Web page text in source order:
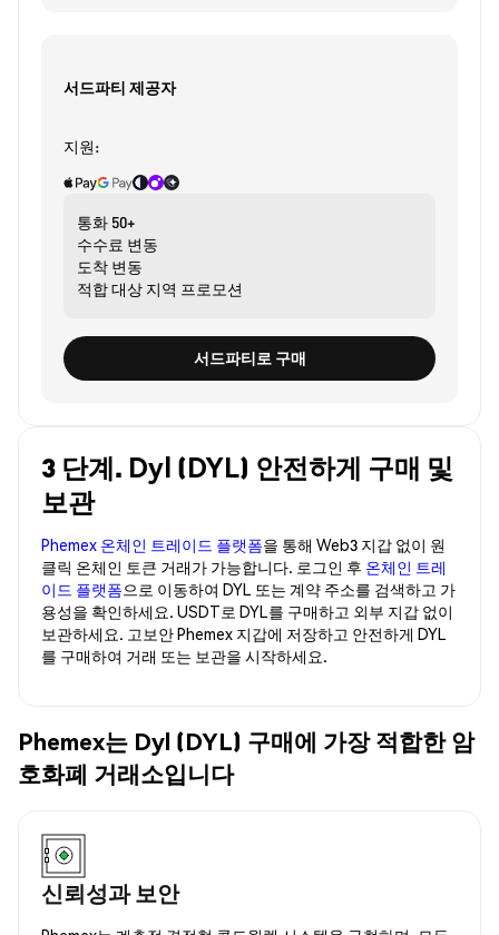
서드파티 제공자
지원:
통화 50+
수수료 변동
도착 변동
적합 대상 지역 프로모션
서드파티로 구매
3 단계. Dyl (DYL) 안전하게 구매 및
보관
Phemex 온체인 트레이드 플랫폼을 통해 Web3 지갑 없이 원
클릭 온체인 토큰 거래가 가능합니다. 로그인 후 온체인 트레
이드 플랫폼으로 이동하여 DYL 또는 계약 주소를 검색하고 가
용성을 확인하세요. USDT로 DYL를 구매하고 외부 지갑 없이
보관하세요. 고보안 Phemex 지갑에 저장하고 안전하게 DYL
를 구매하여 거래 또는 보관을 시작하세요.
Phemex는 Dyl (DYL) 구매에 가장 적합한 암
호화폐 거래소입니다
신뢰성과 보안